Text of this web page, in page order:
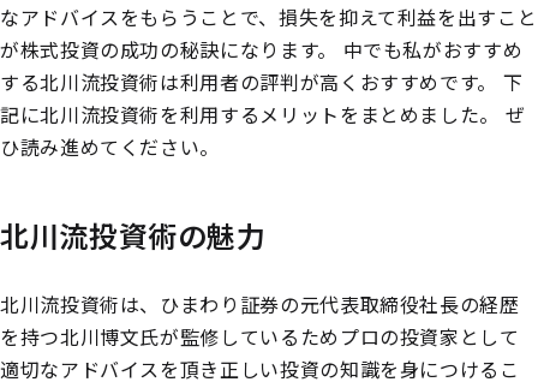
なアドバイスをもらうことで、損失を抑えて利益を出すこと
が株式投資の成功の秘訣になります。
中でも私がおすすめ
する北川流投資術は利用者の評判が高くおすすめです。
下
記に北川流投資術を利用するメリットをまとめました。
ぜ
ひ読み進めてください。
北川流投資術の魅力
北川流投資術は、ひまわり証券の元代表取締役社長の経歴
を持つ北川博文氏が監修しているためプロの投資家として
適切なアドバイスを頂き正しい投資の知識を身につけるこ